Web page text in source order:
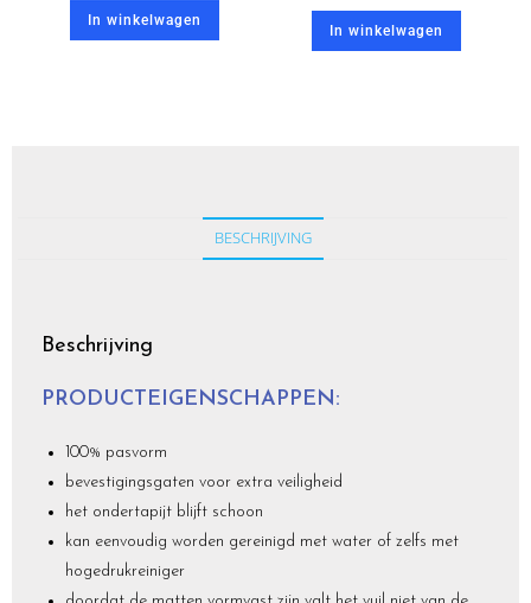
In winkelwagen
In winkelwagen
BESCHRIJVING
Beschrijving
PRODUCTEIGENSCHAPPEN:
100% pasvorm
bevestigingsgaten voor extra veiligheid
het ondertapijt blijft schoon
kan eenvoudig worden gereinigd met water of zelfs met
hogedrukreiniger